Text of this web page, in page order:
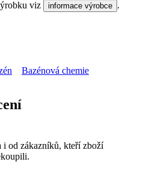
viz informace výrobce .
Bazénová chemie
i od zákazníků, kteří zboží